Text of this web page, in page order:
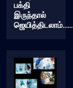
பக்தி
இருந்தால்